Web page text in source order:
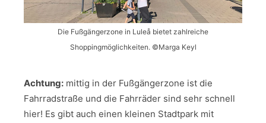
Die Fußgängerzone in Luleå bietet zahlreiche
Shoppingmöglichkeiten. ©Marga Keyl
Achtung: mittig in der Fußgängerzone ist die
Fahrradstraße und die Fahrräder sind sehr schnell
hier! Es gibt auch einen kleinen Stadtpark mit